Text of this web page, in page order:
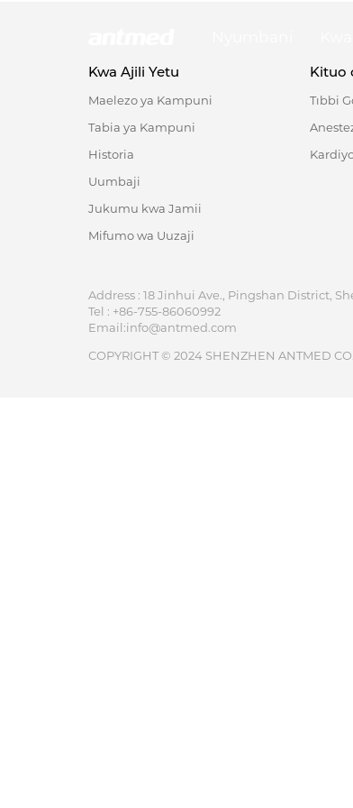
Kwa Ajili Yetu
Maelezo ya Kampuni
Tabia ya Kampuni
Historia
Uumbaji
Jukumu kwa Jamii
Mifumo wa Uuzaji
Kituo
Tıbbi
Address : 18 Jinhui Ave., Pingshan District,
Tel : +86-755-86060992
Email:info@antmed.com
COPYRIGHT © 2024 SHENZHEN ANTMED